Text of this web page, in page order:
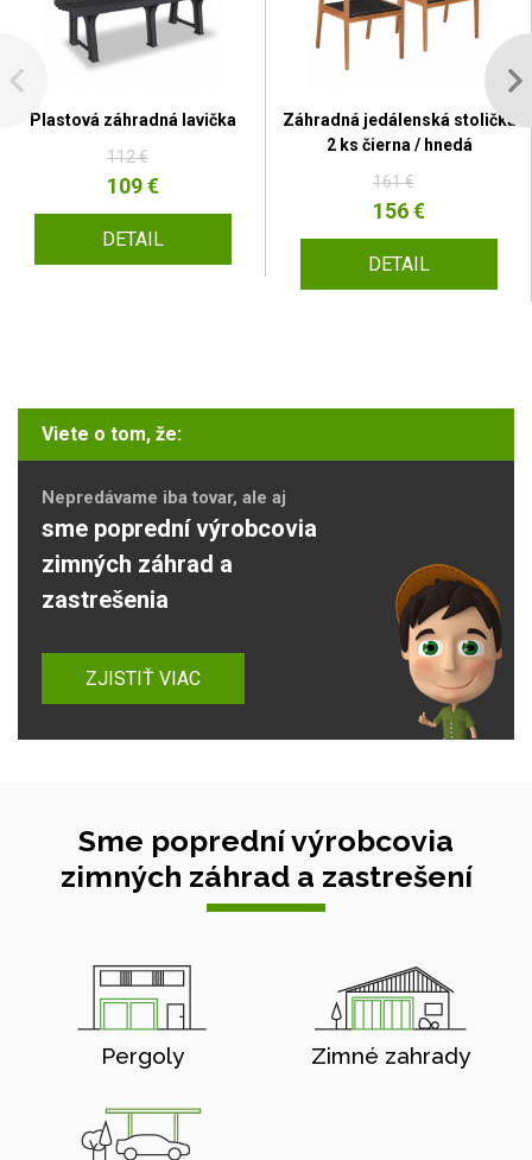
Plastová záhradná lavička
112 €
109 €
DETAIL
Záhradná jedálenská stolička
2 ks čierna / hnedá
161 €
156 €
DETAIL
Viete o tom, že:
Nepredávame iba tovar, ale aj
sme poprední výrobcovia
zimných záhrad a
zastrešenia
ZJISTIŤ VIAC
Sme poprední výrobcovia
zimných záhrad a zastrešení
Pergoly Zimné zahrady